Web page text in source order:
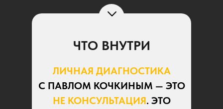
ЧТО ВНУТРИ
ЛИЧНАЯ ДИАГНОСТИКА
С ПАВЛОМ КОЧКИНЫМ — ЭТО
НЕ КОНСУЛЬТАЦИЯ. ЭТО